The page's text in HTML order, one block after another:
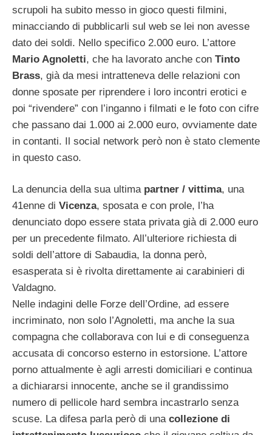
scrupoli ha subito messo in gioco questi filmini,
minacciando di pubblicarli sul web se lei non avesse
dato dei soldi. Nello specifico 2.000 euro. L’attore
Mario Agnoletti, che ha lavorato anche con Tinto
Brass, già da mesi intratteneva delle relazioni con
donne sposate per riprendere i loro incontri erotici e
poi “rivendere” con l’inganno i filmati e le foto con cifre
che passano dai 1.000 ai 2.000 euro, ovviamente date
in contanti. Il social network però non è stato clemente
in questo caso.
La denuncia della sua ultima partner / vittima, una
41enne di Vicenza, sposata e con prole, l’ha
denunciato dopo essere stata privata già di 2.000 euro
per un precedente filmato. All’ulteriore richiesta di
soldi dell’attore di Sabaudia, la donna però,
esasperata si è rivolta direttamente ai carabinieri di
Valdagno.
Nelle indagini delle Forze dell’Ordine, ad essere
incriminato, non solo l’Agnoletti, ma anche la sua
compagna che collaborava con lui e di conseguenza
accusata di concorso esterno in estorsione. L’attore
porno attualmente è agli arresti domiciliari e continua
a dichiararsi innocente, anche se il grandissimo
numero di pellicole hard sembra incastrarlo senza
scuse. La difesa parla però di una collezione di